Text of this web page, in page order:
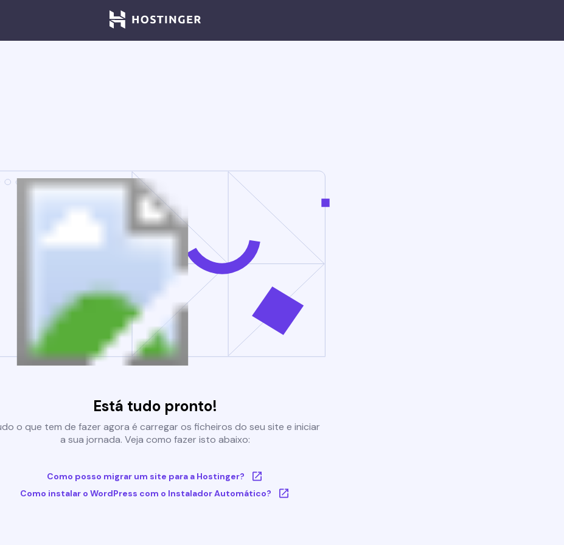
Está tudo pronto!
o que tem de fazer agora é carregar os ficheiros do seu site e iniciar
a sua jornada. Veja como fazer isto abaixo:
Como posso migrar um site para a Hostinger?
Como instalar o WordPress com o Instalador Automático?